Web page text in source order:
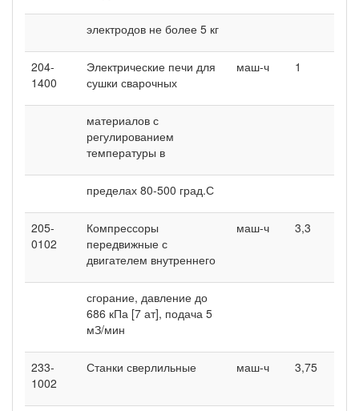
электродов не более 5 кг
204-
1400
Электрические печи для
сушки сварочных
маш-ч 1
материалов с
регулированием
температуры в
пределах 80-500 град.С
205-
0102
Компрессоры
передвижные с
двигателем внутреннего
маш-ч 3,3
сгорание, давление до
686 кПа [7 ат], подача 5
мЗ/мин
233-
1002
Станки сверлильные маш-ч 3,75